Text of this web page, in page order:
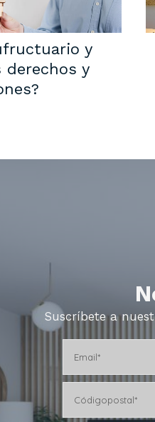
y
derechos y
Suscríbete a